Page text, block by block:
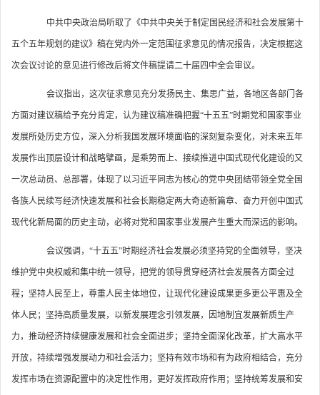
中共中央政治局听取了《中共中央关于制定国民经济和社会发展第十
五个五年规划的建议》稿在党内外一定范围征求意见的情况报告，决定根据这
次会议讨论的意见进行修改后将文件稿提请二十届四中全会审议。
会议指出，这次征求意见充分发扬民主、集思广益，各地区各部门各
方面对建议稿给予充分肯定，认为建议稿准确把握“十五五”时期党和国家事业
发展所处历史方位，深入分析我国发展环境面临的深刻复杂变化，对未来五年
发展作出顶层设计和战略擘画，是乘势而上、接续推进中国式现代化建设的又
一次总动员、总部署，体现了以习近平同志为核心的党中央团结带领全党全国
各族人民续写经济快速发展和社会长期稳定两大奇迹新篇章、奋力开创中国式
现代化新局面的历史主动，必将对党和国家事业发展产生重大而深远的影响。
会议强调，“十五五”时期经济社会发展必须坚持党的全面领导，坚决
维护党中央权威和集中统一领导，把党的领导贯穿经济社会发展各方面全过
程；坚持人民至上，尊重人民主体地位，让现代化建设成果更多更公平惠及全
体人民；坚持高质量发展，以新发展理念引领发展，因地制宜发展新质生产
力，推动经济持续健康发展和社会全面进步；坚持全面深化改革，扩大高水平
开放，持续增强发展动力和社会活力；坚持有效市场和有为政府相结合，充分
发挥市场在资源配置中的决定性作用，更好发挥政府作用；坚持统筹发展和安